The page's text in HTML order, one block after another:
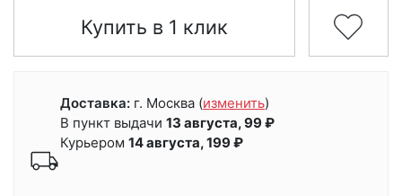
Купить в 1 клик
Доставка: г. Москва (изменить)
В пункт выдачи 13 августа, 99 ₽
Курьером 14 августа, 199 ₽